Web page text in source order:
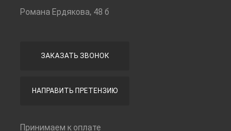
Романа Ердякова, 48 б
ЗАКАЗАТЬ ЗВОНОК
НАПРАВИТЬ ПРЕТЕНЗИЮ
Принимаем к оплате